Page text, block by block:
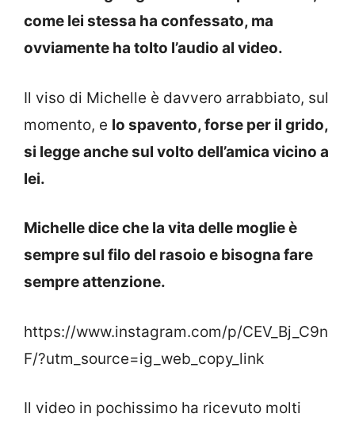
come lei stessa ha confessato, ma
ovviamente ha tolto l’audio al video.
Il viso di Michelle è davvero arrabbiato, sul
momento, e lo spavento, forse per il grido,
si legge anche sul volto dell’amica vicino a
lei.
Michelle dice che la vita delle moglie è
sempre sul filo del rasoio e bisogna fare
sempre attenzione.
https://www.instagram.com/p/CEV_Bj_C9n
F/?utm_source=ig_web_copy_link
Il video in pochissimo ha ricevuto molti